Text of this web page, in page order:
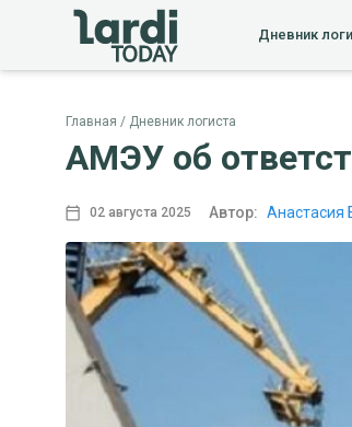
Дневник
Главная Дневник логиста
АМЭУ об
02 августа 2025 Автор: Анастасия